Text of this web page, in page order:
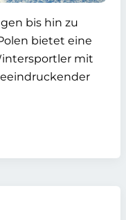
bis hin zu
bietet eine
mit